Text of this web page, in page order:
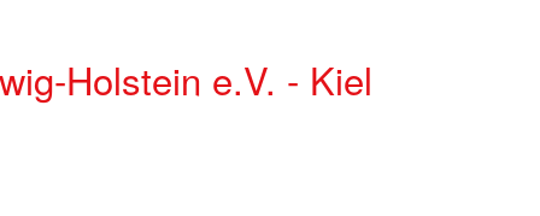
Holstein e.V. - Kiel